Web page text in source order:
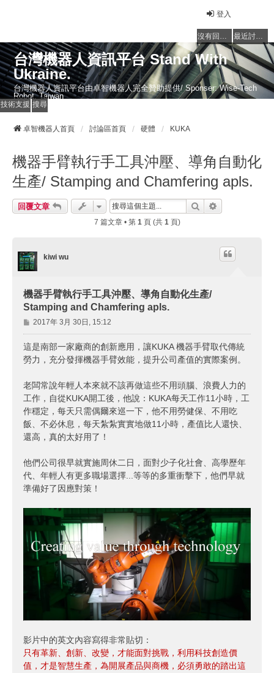
登入
沒有回覆的主題 最近討論的主題
台灣機器人資訊平台 Stand With
Ukraine.
台灣機器人資訊平台由卓智機器人完全贊助提供/ Sponser: Wise-Tech
Robot, Taiwan
技術支援 搜尋
卓智機器人首頁 討論區首頁 硬體 KUKA
機器手臂執行手工具沖壓、導角自動化
生產/ Stamping and Chamfering apls.
回覆文章 搜尋
7 篇文章 • 第 1頁 (共 1頁)
kiwi wu
機器手臂執行手工具沖壓、導角自動化生產/
Stamping and Chamfering apls.
文
章
2017年 3月 30日, 15:12
這是南部一家廠商的創新應用，讓KUKA 機器手臂取代傳統
勞力，充分發揮機器手臂效能，提升公司產值的實際案例。
老闆常說年輕人本來就不該再做這些不用頭腦、浪費人力的
工作，自從KUKA開工後，他說：KUKA每天工作11小時，工
作穩定，每天只需偶爾來巡一下，他不用勞健保、不用吃
飯、不必休息，每天紮紮實實地做11小時，產值比人還快、
還高，真的太好用了！
他們公司很早就實施周休二日，面對少子化社會、高學歷年
代、年輕人有更多職場選擇...等等的多重衝擊下，他們早就
準備好了因應對策！
影片中的英文內容寫得非常貼切：
只有革新、創新、改變，才能面對挑戰，利用科技創造價
值，才是智慧生產，為開展產品與商機，必須勇敢的踏出這